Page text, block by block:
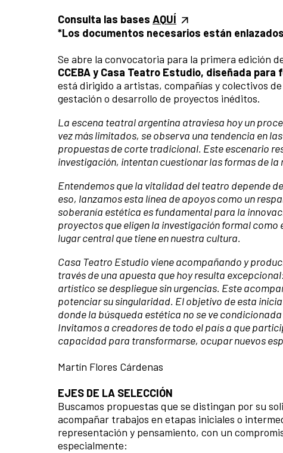
Consulta las bases AQUÍ
*Los documentos necesarios están
Se abre la convocatoria para la primera edición
CCEBA y Casa Teatro Estudio, diseñada
está dirigido a artistas, compañías y colectivos
gestación o desarrollo de proyectos inéditos.
La escena teatral argentina atraviesa hoy un
vez más limitados, se observa una tendencia en
propuestas de corte tradicional. Este escenario
investigación, intentan cuestionar las formas de
Entendemos que la vitalidad del teatro depende
eso, lanzamos esta línea de apoyos como un
soberanía estética es fundamental para la
proyectos que eligen la investigación formal
lugar central que tiene en nuestra cultura.
Casa Teatro Estudio viene acompañando y
través de una apuesta que hoy resulta
artístico se despliegue sin urgencias. Este
potenciar su singularidad. El objetivo de esta
donde la búsqueda estética no se ve
Invitamos a creadores de todo el país a que
capacidad para transformarse, ocupar nuevos
Martín Flores Cárdenas
EJES DE LA SELECCIÓN
Buscamos propuestas que se distingan por su
acompañar trabajos en etapas iniciales o
representación y pensamiento, con un
especialmente: